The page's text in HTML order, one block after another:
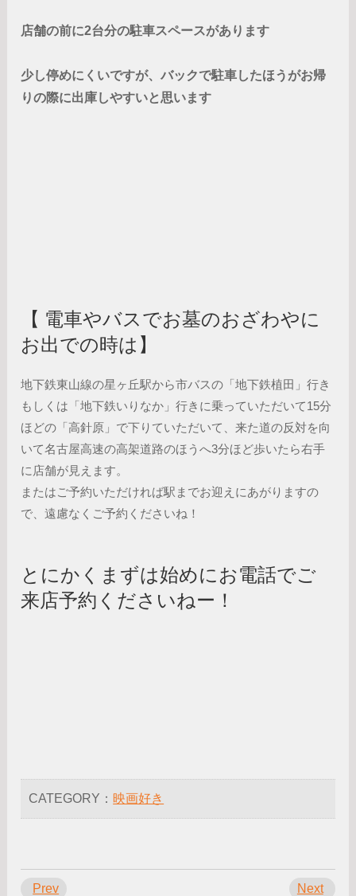
店舗の前に2台分の駐車スペースがあります
少し停めにくいですが、バックで駐車したほうがお帰
りの際に出庫しやすいと思います
【 電車やバスでお墓のおざわやに
お出での時は】
地下鉄東山線の星ヶ丘駅から市バスの「地下鉄植田」行き
もしくは「地下鉄いりなか」行きに乗っていただいて15分
ほどの「高針原」で下りていただいて、来た道の反対を向
いて名古屋高速の高架道路のほうへ3分ほど歩いたら右手
に店舗が見えます。
またはご予約いただければ駅までお迎えにあがりますの
で、遠慮なくご予約くださいね！
とにかくまずは始めにお電話でご
来店予約くださいねー！
CATEGORY： 映画好き
Prev Next